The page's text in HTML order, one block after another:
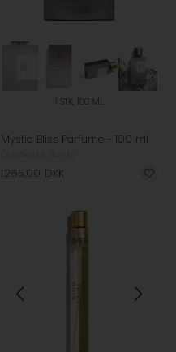
1 STK, 100 ML
Mystic Bliss Parfume - 100 ml
1.265,00 DKK